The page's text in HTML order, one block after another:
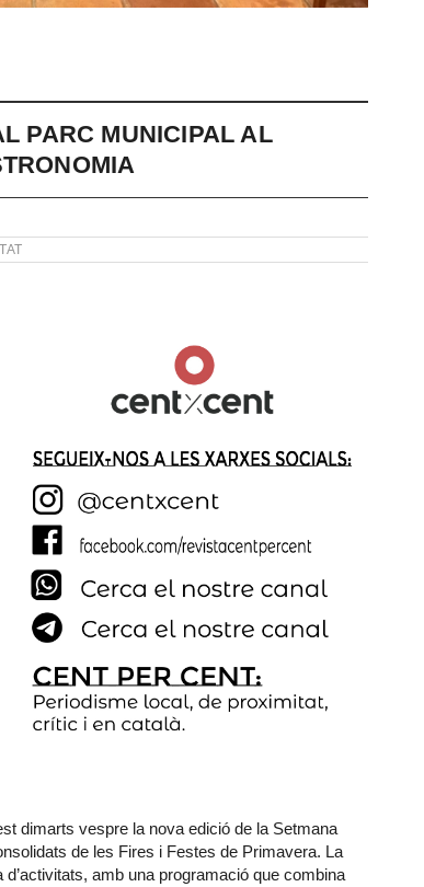
PARC MUNICIPAL AL
dimarts vespre la nova edició de la Setmana
de les Fires i Festes de Primavera. La
amb una programació que combina